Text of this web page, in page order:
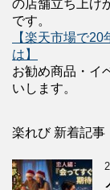
の店舗立ち上げ
です。
【楽天市場で
は】
お勧め商品・イ
いします。
楽れび 新着記事